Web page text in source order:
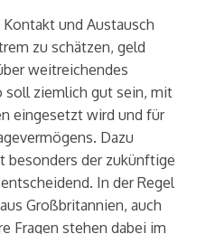
und Austausch
zu schätzen, geld
weitreichendes
soll ziemlich gut sein, mit
eingesetzt wird und für
Dazu
besonders der zukünftige
In der Regel
Großbritannien, auch
Fragen stehen dabei im